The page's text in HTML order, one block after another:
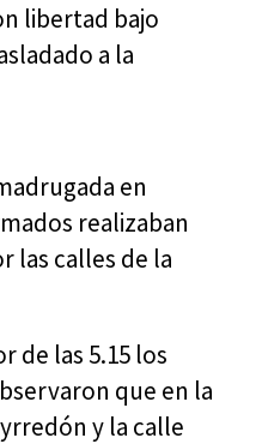
libertad bajo
a la
en
realizaban
las calles de la
de las 5.15 los
que en la
y la calle